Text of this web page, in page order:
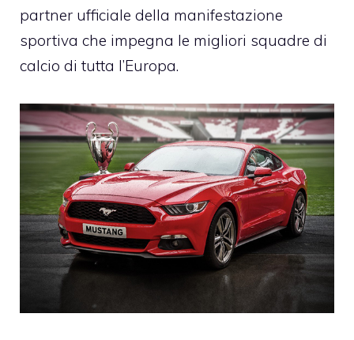
partner ufficiale della manifestazione
sportiva che impegna le migliori squadre di
calcio di tutta l’Europa.